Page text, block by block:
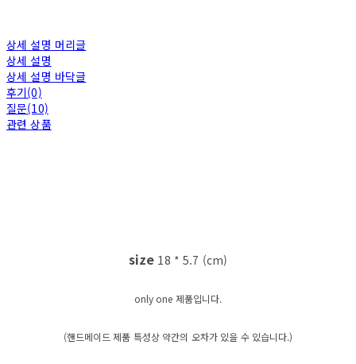
상세 설명 머리글
상세 설명
상세 설명 바닥글
후기(0)
질문(10)
관련 상품
size 18 * 5.7 (cm)
only one 제품입니다.
(핸드메이드 제품 특성상 약간의 오차가 있을 수 있습니다.)